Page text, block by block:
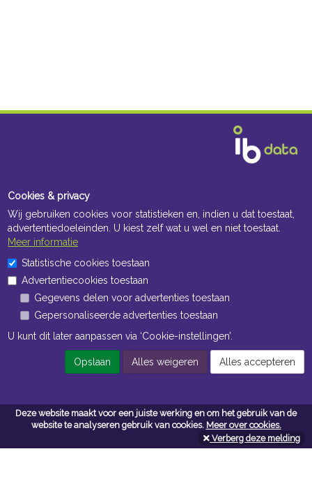
Deze website maakt voor een juiste werking en om het gebruik van de
website te analyseren gebruik van cookies. Meer over cookies.
Verberg deze melding
Openingstijden Kantoor
Openingstijden Magazijn
Navigatie
Algemene voorwaarden
Privacy
Cookies & privacy
Wij gebruiken cookies voor statistieken en, indien u dat toestaat,
advertentiedoeleinden. U kiest zelf wat u wel en niet toestaat.
Meer informatie
Statistische cookies toestaan
Advertentiecookies toestaan
Gegevens delen voor advertenties toestaan
Gepersonaliseerde advertenties toestaan
U kunt dit later aanpassen via ‘Cookie-instellingen’.
Opslaan Alles weigeren Alles accepteren